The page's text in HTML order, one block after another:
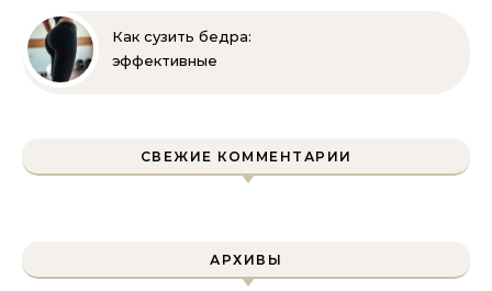
Как сузить бедра:
эффективные
СВЕЖИЕ КОММЕНТАРИИ
АРХИВЫ